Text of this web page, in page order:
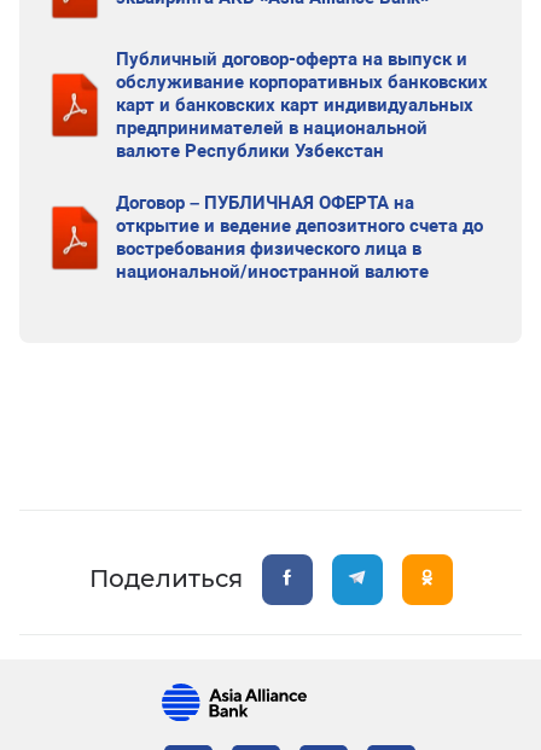
Публичный договор-оферта на выпуск и
обслуживание корпоративных банковских
карт и банковских карт индивидуальных
предпринимателей в национальной
валюте Республики Узбекстан
Договор – ПУБЛИЧНАЯ ОФЕРТА на
открытие и ведение депозитного счета до
востребования физического лица в
национальной/иностранной валюте
Поделиться